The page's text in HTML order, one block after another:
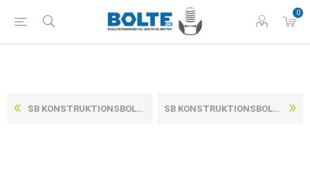
0
SB KONSTRUKTIONSBOLT CE M/MØTRIK DIN 7990 VARMFORZINKET STÅL KL. 4.8 M20X90 (25 STK) SB KONSTRUKTIONSBOLT CE M/MØTRIK DIN 7990 VARMFORZINKET STÅL KL. 4.8 M24X100 (10 STK)